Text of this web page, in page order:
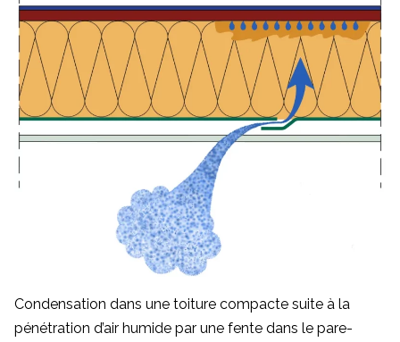
Condensation dans une toiture compacte suite à la
pénétration d’air humide par une fente dans le pare-